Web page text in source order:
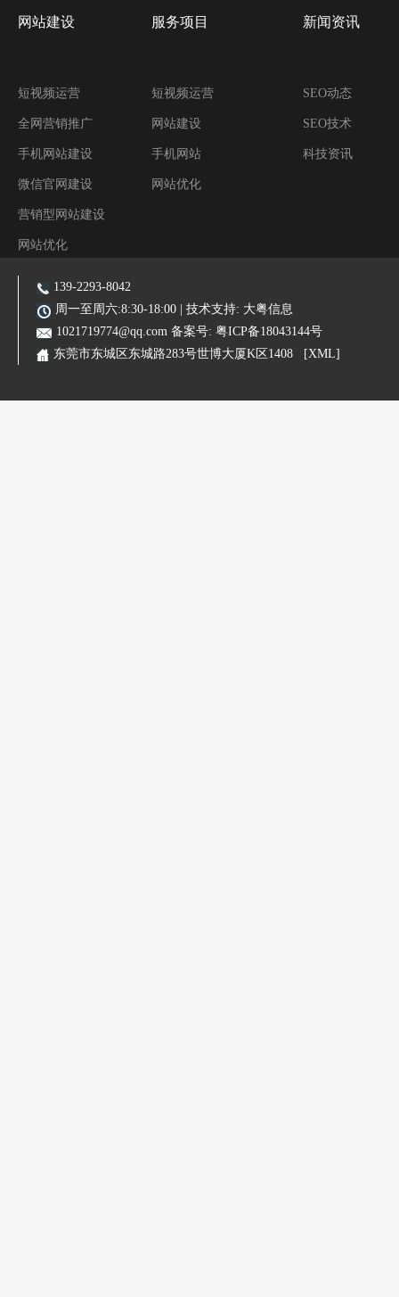
网站建设
短视频运营
全网营销推广
手机网站建设
微信官网建设
营销型网站建设
网站优化
阿里装修运营
服务项目
短视频运营
网站建设
手机网站
网站优化
新闻资讯
SEO动态
SEO技术
科技资讯
主营业务:东莞网站建设|东莞网站优化|东莞SEO优化推广|品牌网站|手机网站|微信小程序|霸屏推广
139-2293-8042
周一至周六:8:30-18:00 | 技术支持: 大粤信息
1021719774@qq.com 备案号: 粤ICP备18043144号
东莞市东城区东城路283号世博大厦K区1408
[XML]